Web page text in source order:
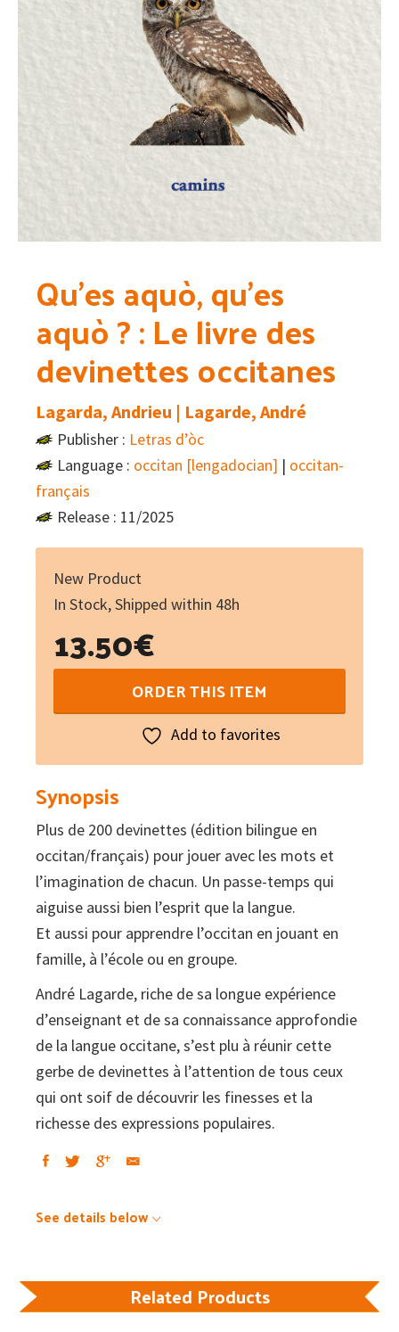
Qu’es aquò, qu’es
aquò ? : Le livre des
devinettes occitanes
Lagarda, Andrieu | Lagarde, André
Publisher : Letras d’òc
Language : occitan [lengadocian] | occitan-
français
Release : 11/2025
New Product
In Stock, Shipped within 48h
13.50€
aquò,
:
Le
livre
des
devinettes
occitanes
quantity
ORDER THIS ITEM
Add to favorites
Synopsis
Plus de 200 devinettes (édition bilingue en
occitan/français) pour jouer avec les mots et
l’imagination de chacun. Un passe-temps qui
aiguise aussi bien l’esprit que la langue.
Et aussi pour apprendre l’occitan en jouant en
famille, à l’école ou en groupe.
André Lagarde, riche de sa longue expérience
d’enseignant et de sa connaissance approfondie
de la langue occitane, s’est plu à réunir cette
gerbe de devinettes à l’attention de tous ceux
qui ont soif de découvrir les finesses et la
richesse des expressions populaires.
See details below
Related Products